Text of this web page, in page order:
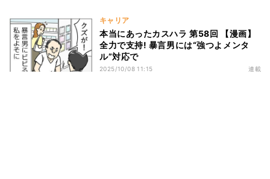
キャリア
本当にあったカスハラ 第58回 【漫画】
全力で支持! 暴言男には“強つよメンタ
ル”対応で
2025/10/08 11:15 連載